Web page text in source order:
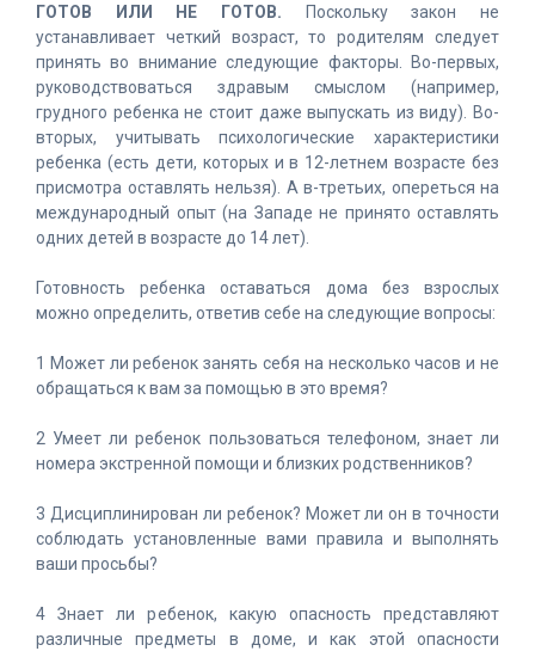
ГОТОВ ИЛИ НЕ ГОТОВ. Поскольку закон не
устанавливает четкий возраст, то родителям следует
принять во внимание следующие факторы. Во-первых,
руководствоваться здравым смыслом (например,
грудного ребенка не стоит даже выпускать из виду). Во-
вторых, учитывать психологические характеристики
ребенка (есть дети, которых и в 12-летнем возрасте без
присмотра оставлять нельзя). А в-третьих, опереться на
международный опыт (на Западе не принято оставлять
одних детей в возрасте до 14 лет).
Готовность ребенка оставаться дома без взрослых
можно определить, ответив себе на следующие вопросы:
1 Может ли ребенок занять себя на несколько часов и не
обращаться к вам за помощью в это время?
2 Умеет ли ребенок пользоваться телефоном, знает ли
номера экстренной помощи и близких родственников?
3 Дисциплинирован ли ребенок? Может ли он в точности
соблюдать установленные вами правила и выполнять
ваши просьбы?
4 Знает ли ребенок, какую опасность представляют
различные предметы в доме, и как этой опасности